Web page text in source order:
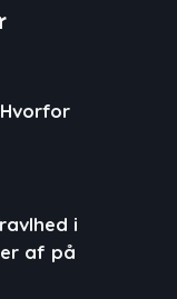
Hvorfor
i
af på